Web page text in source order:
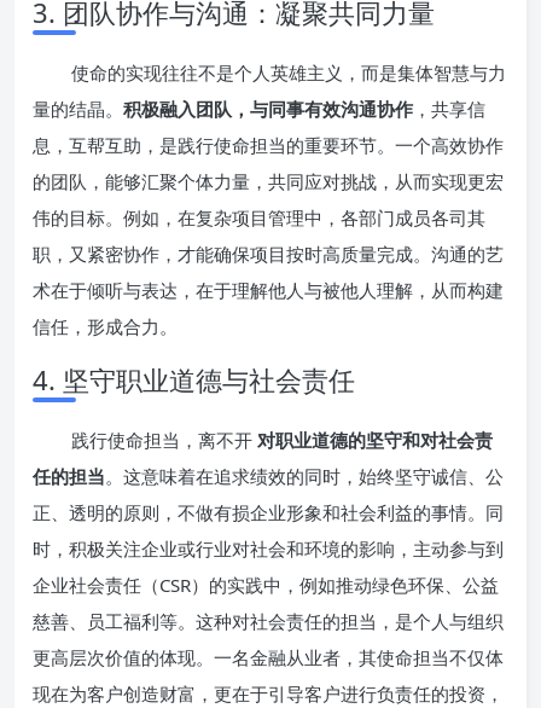
3. 团队协作与沟通：凝聚共同力量
使命的实现往往不是个人英雄主义，而是集体智慧与力
量的结晶。 积极融入团队，与同事有效沟通协作 ，共享信
息，互帮互助，是践行使命担当的重要环节。一个高效协作
的团队，能够汇聚个体力量，共同应对挑战，从而实现更宏
伟的目标。例如，在复杂项目管理中，各部门成员各司其
职，又紧密协作，才能确保项目按时高质量完成。沟通的艺
术在于倾听与表达，在于理解他人与被他人理解，从而构建
信任，形成合力。
4. 坚守职业道德与社会责任
践行使命担当，离不开 对职业道德的坚守和对社会责
任的担当。这意味着在追求绩效的同时，始终坚守诚信、公
正、透明的原则，不做有损企业形象和社会利益的事情。同
时，积极关注企业或行业对社会和环境的影响，主动参与到
企业社会责任（CSR）的实践中，例如推动绿色环保、公益
慈善、员工福利等。这种对社会责任的担当，是个人与组织
更高层次价值的体现。一名金融从业者，其使命担当不仅体
现在为客户创造财富，更在于引导客户进行负责任的投资，